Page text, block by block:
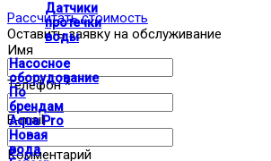
Датчики
протечки
воды
Насосное
оборудование
По
брендам
Aqua Pro
Новая
вода
Рассчитать стоимость
Оставить заявку на обслуживание
Имя
Телефон*
E-mail
Комментарий